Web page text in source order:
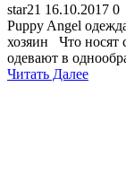
star21 16.10.2017 0
Puppy Angel
хозяин Что носят
одевают в
Читать Далее